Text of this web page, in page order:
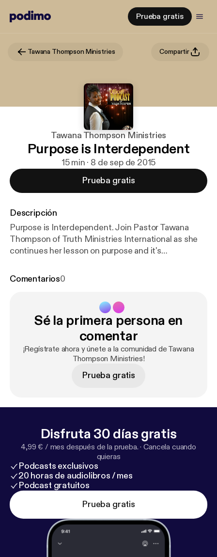
Prueba gratis
Tawana Thompson Ministries Compartir
Tawana Thompson Ministries
Purpose is Interdependent
15 min · 8 de sep de 2015
Prueba gratis
Descripción
Purpose is Interdependent. Join Pastor Tawana
Thompson of Truth Ministries International as she
continues her lesson on purpose and it's
Comentarios0
Sé la primera persona en
comentar
¡Regístrate ahora y únete a la comunidad de Tawana
Thompson Ministries!
Prueba gratis
Disfruta 30 días gratis
4,99 € / mes después de la prueba. ·Cancela cuando
quieras
Podcasts exclusivos
20 horas de audiolibros / mes
Podcast gratuitos
Prueba gratis